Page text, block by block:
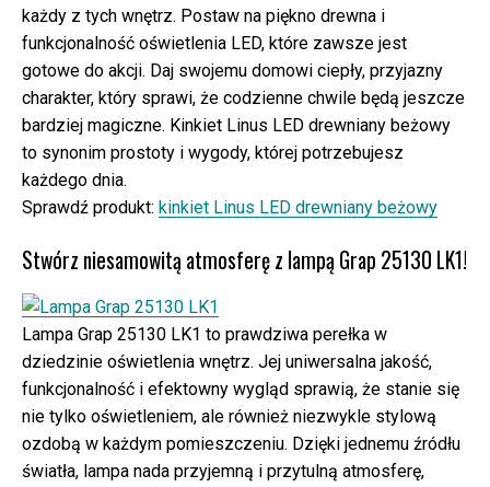
każdy z tych wnętrz. Postaw na piękno drewna i
funkcjonalność oświetlenia LED, które zawsze jest
gotowe do akcji. Daj swojemu domowi ciepły, przyjazny
charakter, który sprawi, że codzienne chwile będą jeszcze
bardziej magiczne. Kinkiet Linus LED drewniany beżowy
to synonim prostoty i wygody, której potrzebujesz
każdego dnia.
Sprawdź produkt: kinkiet Linus LED drewniany beżowy
Stwórz niesamowitą atmosferę z lampą Grap 25130 LK1!
Lampa Grap 25130 LK1 to prawdziwa perełka w
dziedzinie oświetlenia wnętrz. Jej uniwersalna jakość,
funkcjonalność i efektowny wygląd sprawią, że stanie się
nie tylko oświetleniem, ale również niezwykle stylową
ozdobą w każdym pomieszczeniu. Dzięki jednemu źródłu
światła, lampa nada przyjemną i przytulną atmosferę,